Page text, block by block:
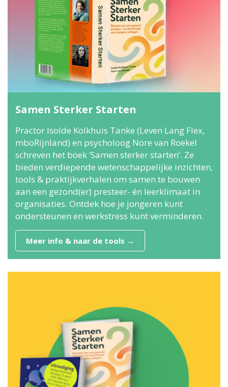
Samen Sterker Starten
Practor Isolde Kolkhuis Tanke (Leven Lang Flex,
mboRijnland) en psycholoog Nore van Roekel
schreven het boek ‘Samen sterker starten’. Ze
bieden verdiepende wetenschappelijke inzichten,
tools & praktijkverhalen om samen te bouwen
aan een gezond(er) presteer- én leerklimaat in
organisaties. Ontdek hoe je jongeren kunt
ondersteunen en werkstress kunt verminderen.
Meer info & naar de tools →